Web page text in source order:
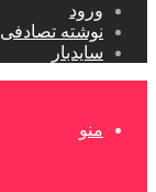
ورود
نوشته تصادفی
سایدبار
منو